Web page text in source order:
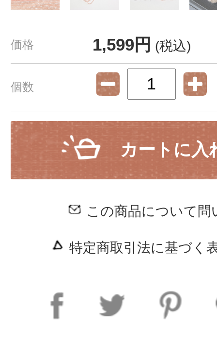
価格 1,599円 (税込)
個数
カートに入
この商品について問
特定商取引法に基づく